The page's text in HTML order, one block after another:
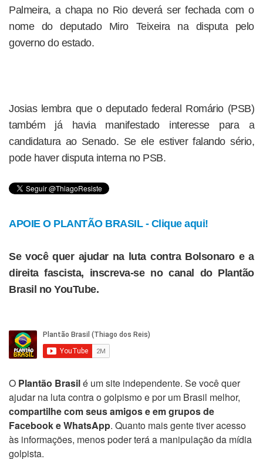
Palmeira, a chapa no Rio deverá ser fechada com o
nome do deputado Miro Teixeira na disputa pelo
governo do estado.
Josias lembra que o deputado federal Romário (PSB)
também já havia manifestado interesse para a
candidatura ao Senado. Se ele estiver falando sério,
pode haver disputa interna no PSB.
APOIE O PLANTÃO BRASIL - Clique aqui!
Se você quer ajudar na luta contra Bolsonaro e a
direita fascista, inscreva-se no canal do Plantão
Brasil no YouTube.
O Plantão Brasilé um site independente. Se você quer
ajudar na luta contra o golpismo e por um Brasil melhor,
compartilhe com seus amigos e em grupos de
Facebook e WhatsApp. Quanto mais gente tiver acesso
às informações, menos poder terá a manipulação da mídia
golpista.